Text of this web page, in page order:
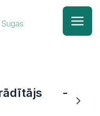
Sugas
rādītājs -